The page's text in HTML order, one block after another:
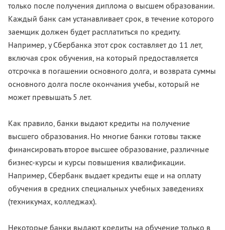
только после получения диплома о высшем образовании.
Каждый банк сам устанавливает срок, в течение которого
заемщик должен будет расплатиться по кредиту.
Например, у Сбербанка этот срок составляет до 11 лет,
включая срок обучения, на который предоставляется
отсрочка в погашении основного долга, и возврата суммы
основного долга после окончания учебы, который не
может превышать 5 лет.
Как правило, банки выдают кредиты на получение
высшего образования. Но многие банки готовы также
финансировать второе высшее образование, различные
бизнес-курсы и курсы повышения квалификации.
Например, Сбербанк выдает кредиты еще и на оплату
обучения в средних специальных учебных заведениях
(техникумах, колледжах).
Некоторые банки выдают кредиты на обучение только в